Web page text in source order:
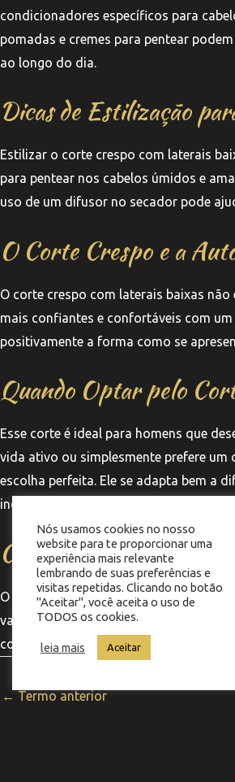
condicionadores específicos para
pomadas e cremes para pentear
ao longo do dia.
Dicas de Estilização
Estilizar o corte crespo com laterais
para pentear nos cabelos úmidos e
uso de um difusor no secador pode
O Corte Crespo e a
O corte crespo com laterais baixas
mais confiantes e confortáveis com
positivamente a forma como se
Quando Optar pelo
Esse corte é ideal para homens que
vida ativo ou simplesmente prefere um
escolha perfeita. Ele se adapta bem a
individuais.
Considerações Finais
O corte crespo com laterais baixas é
variações e possibilidades de
considerar a manutenção e os
← Termo anterior
Nós usamos cookies no nosso
website para te proporcionar uma
experiência mais relevante
lembrando de suas preferências e
visitas repetidas. Clicando no botão
"Aceitar", você aceita o uso de
TODOS os cookies.
leia mais Aceitar